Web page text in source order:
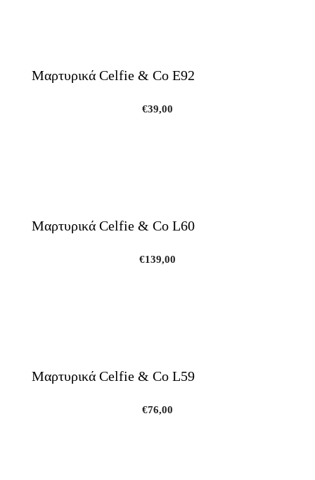
Μαρτυρικά Celfie & Co E92
€39,00
Μαρτυρικά Celfie & Co L60
€139,00
Μαρτυρικά Celfie & Co L59
€76,00